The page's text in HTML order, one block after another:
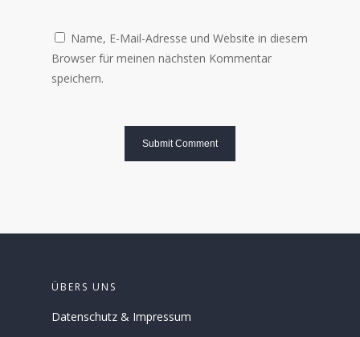
Name, E-Mail-Adresse und Website in diesem
Browser für meinen nächsten Kommentar
speichern.
ÜBERS UNS
Datenschutz & Impressum